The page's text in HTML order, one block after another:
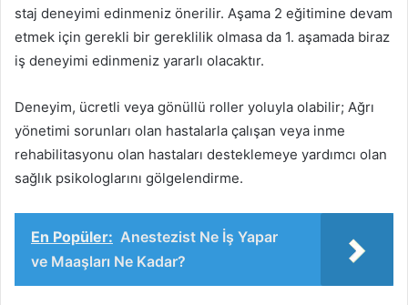
staj deneyimi edinmeniz önerilir. Aşama 2 eğitimine devam
etmek için gerekli bir gereklilik olmasa da 1. aşamada biraz
iş deneyimi edinmeniz yararlı olacaktır.
Deneyim, ücretli veya gönüllü roller yoluyla olabilir; Ağrı
yönetimi sorunları olan hastalarla çalışan veya inme
rehabilitasyonu olan hastaları desteklemeye yardımcı olan
sağlık psikologlarını gölgelendirme.
En Popüler: Anestezist Ne İş Yapar
ve Maaşları Ne Kadar?